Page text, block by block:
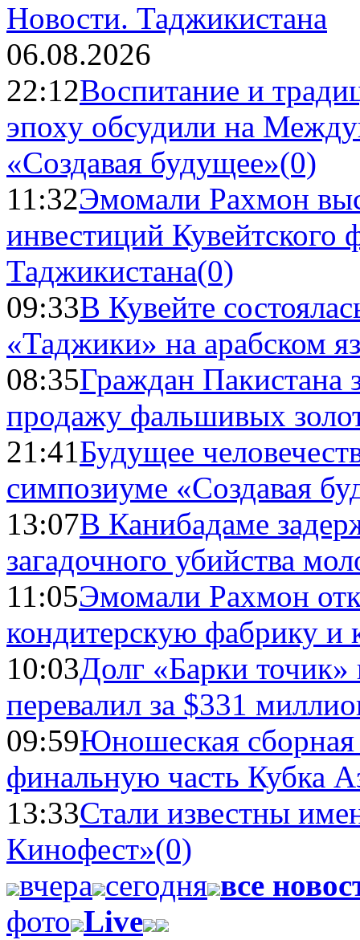
Новости. Таджикистана
06.08.2026
22:12Воспитание и
эпоху обсудили на
«Создавая будущее»(0)
11:32Эмомали Рахмон
инвестиций Кувейтского
Таджикистана(0)
09:33В Кувейте
«Таджики» на арабском
08:35Граждан Пакистана
продажу фальшивых
21:41Будущее
симпозиуме «Создавая
13:07В Канибадаме
загадочного убийства
11:05Эмомали Рахмон
кондитерскую фабрику и
10:03Долг «Барки
перевалил за $331
09:59Юношеская
финальную часть Кубка
13:33Стали известны
Кинофест»(0)
вчера сегодня все
фото Live